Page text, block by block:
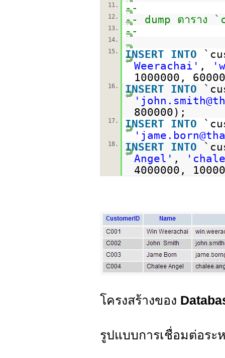
11.
--
12. -- dump ตาราง
13. --
14.
15.
INSERT INTO
Weerachai' ,
1000000,
16. INSERT INTO
800000);
17. INSERT INTO
18. INSERT INTO
Angel' ,
4000000,
โครงสร้างของ
รูปแบบการเชื่อมต่อระ